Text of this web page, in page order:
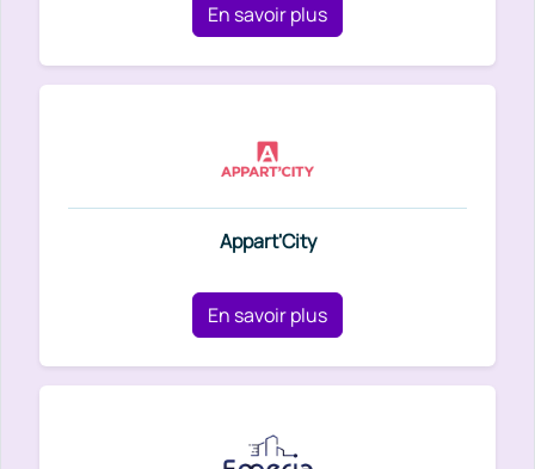
En savoir plus
Appart'City
En savoir plus